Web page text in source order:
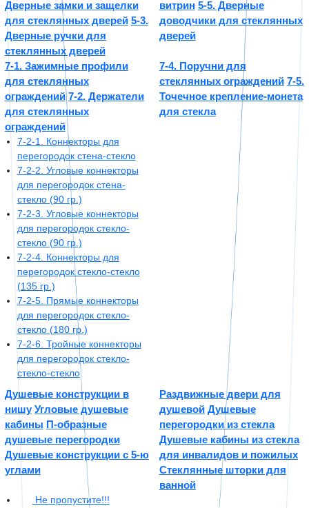
Дверные замки и защелки
для стеклянных дверей 5-3.
Дверные ручки для
стеклянных дверей
витрин 5-5. Дверные
доводчики для стеклянных
дверей
7-1. Зажимные профили
для стеклянных
ограждений 7-2. Держатели
для стеклянных
ограждений
7-2-1. Коннекторы для
перегородок стена-стекло
7-2-2. Угловые коннекторы
для перегородок стена-
стекло (90 гр.)
7-2-3. Угловые коннекторы
для перегородок стекло-
стекло (90 гр.)
7-2-4. Коннекторы для
перегородок стекло-стекло
(135 гр.)
7-2-5. Прямые коннекторы
для перегородок стекло-
стекло (180 гр.)
7-2-6. Тройные коннекторы
для перегородок стекло-
стекло-стекло
7-4. Поручни для
стеклянных ограждений 7-5.
Точечное крепление-монета
для стекла
Душевые конструкции в
нишу Угловые душевые
кабины П-образные
душевые перегородки
Душевые конструкции с 5-ю
углами
Раздвижные двери для
душевой Душевые
перегородки из стекла
Душевые кабины из стекла
для инвалидов и пожилых
Стеклянные шторки для
ванной
 Не пропустите!!!